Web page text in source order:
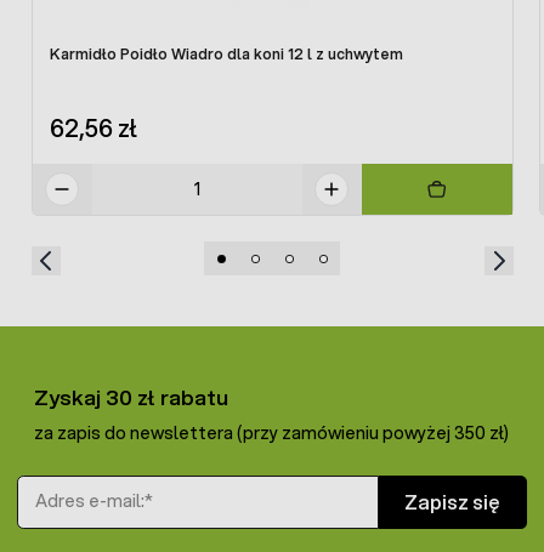
Karmidło Poidło Wiadro dla koni 12 l z uchwytem
62,56 zł
Zyskaj 30 zł rabatu
za zapis do newslettera (przy zamówieniu powyżej 350 zł)
Adres e-mail
Zapisz się